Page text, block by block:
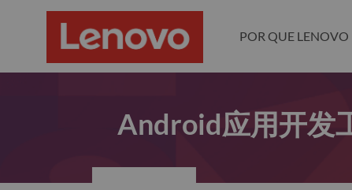
POR QUE LENOVO
Android应用开发